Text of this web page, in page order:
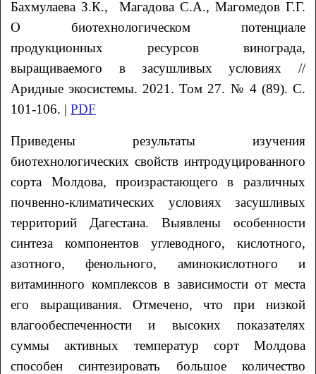
Бахмулаева З.К., Магадова С.А., Магомедов Г.Г.
О биотехнологическом потенциале
продукционных ресурсов винограда,
выращиваемого в засушливых условиях //
Аридные экосистемы. 2021. Том 27. № 4 (89). С.
101-106. |PDF
Приведены результаты изучения
биотехнологических свойств интродуцированного
сорта Молдова, произрастающего в различных
почвенно-климатических условиях засушливых
территорий Дагестана. Выявлены особенности
синтеза компонентов углеводного, кислотного,
азотного, фенольного, аминокислотного и
витаминного комплексов в зависимости от места
его выращивания. Отмечено, что при низкой
влагообеспеченности и высоких показателях
суммы активных температур сорт Молдова
способен синтезировать большое количество